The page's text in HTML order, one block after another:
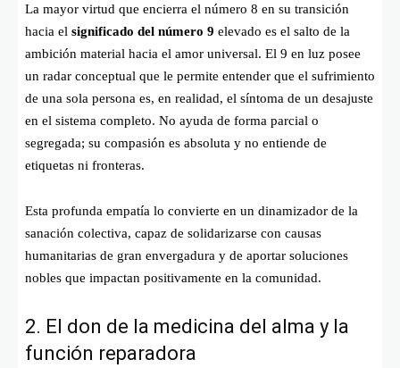
La mayor virtud que encierra el número 8 en su transición
hacia el significado del número 9 elevado es el salto de la
ambición material hacia el amor universal. El 9 en luz posee
un radar conceptual que le permite entender que el sufrimiento
de una sola persona es, en realidad, el síntoma de un desajuste
en el sistema completo. No ayuda de forma parcial o
segregada; su compasión es absoluta y no entiende de
etiquetas ni fronteras.
Esta profunda empatía lo convierte en un dinamizador de la
sanación colectiva, capaz de solidarizarse con causas
humanitarias de gran envergadura y de aportar soluciones
nobles que impactan positivamente en la comunidad.
2. El don de la medicina del alma y la
función reparadora